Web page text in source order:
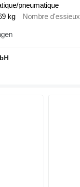
pneumatique
kg Nombre d'essieux